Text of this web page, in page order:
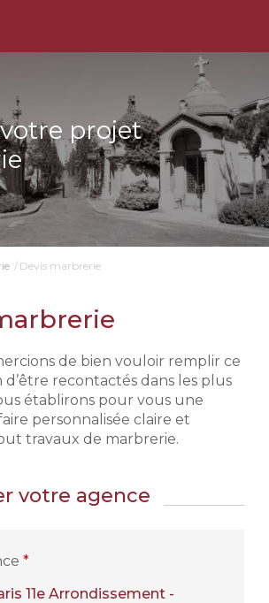
projet
Devis marbrerie
de bien vouloir remplir ce
recontactés dans les plus
établirons pour vous une
personnalisée claire et
travaux de marbrerie.
votre agence
*
11e Arrondissement -